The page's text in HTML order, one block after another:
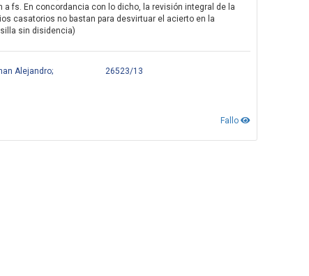
fs. En concordancia con lo dicho, la revisión integral de la
casatorios no bastan para desvirtuar el acierto en la
sin disidencia)
Alejandro;
26523/13
Fallo